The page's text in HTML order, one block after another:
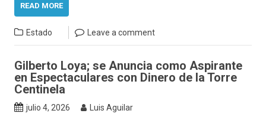
READ MORE
Estado Leave a comment
Gilberto Loya; se Anuncia como Aspirante
en Espectaculares con Dinero de la Torre
Centinela
julio 4, 2026 Luis Aguilar